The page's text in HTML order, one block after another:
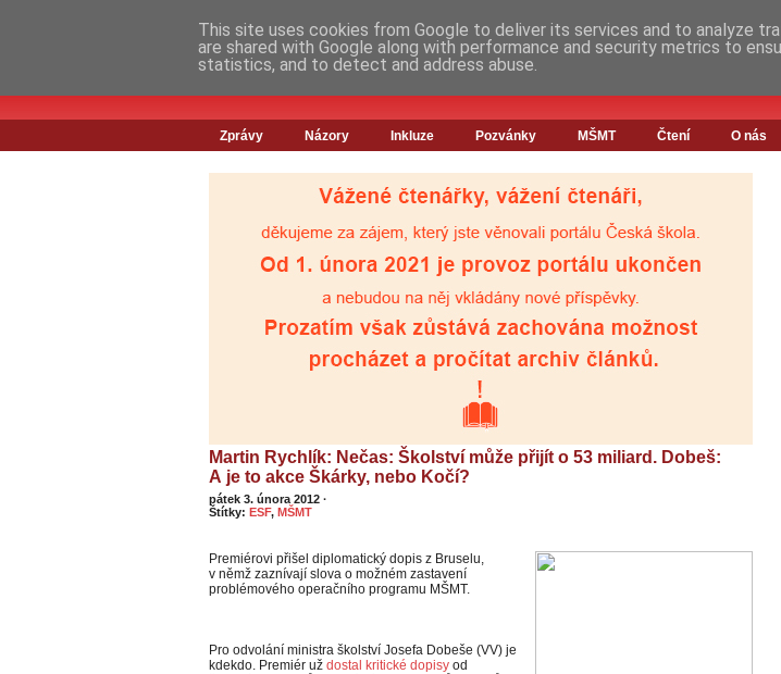
Zprávy Názory Inkluze Pozvánky MŠMT Čtení O nás
Martin Rychlík: Nečas: Školství může přijít o 53 miliard. Dobeš:
A je to akce Škárky, nebo Kočí?
pátek 3. února 2012 ·
Štítky: ESF, MŠMT
Premiérovi přišel diplomatický dopis z Bruselu,
v němž zaznívají slova o možném zastavení
problémového operačního programu MŠMT.
Pro odvolání ministra školství Josefa Dobeše (VV) je
kdekdo. Premiér už dostal kritické dopisy od
This site uses cookies from Google to deliver its services and to analyze
are shared with Google along with performance and security metrics to
statistics, and to detect and address abuse.